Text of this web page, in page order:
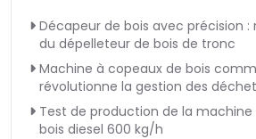
Décapeur de bois avec précision :
du dépelleteur de bois de tronc
Machine à copeaux de bois
révolutionne la gestion des
Test de production de la
bois diesel 600 kg/h